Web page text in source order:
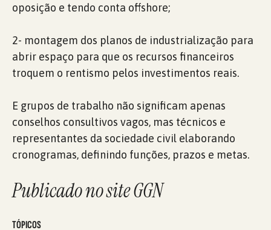
oposição e tendo conta offshore;
2- montagem dos planos de industrialização para
abrir espaço para que os recursos financeiros
troquem o rentismo pelos investimentos reais.
E grupos de trabalho não significam apenas
conselhos consultivos vagos, mas técnicos e
representantes da sociedade civil elaborando
cronogramas, definindo funções, prazos e metas.
Publicado no site GGN
TÓPICOS